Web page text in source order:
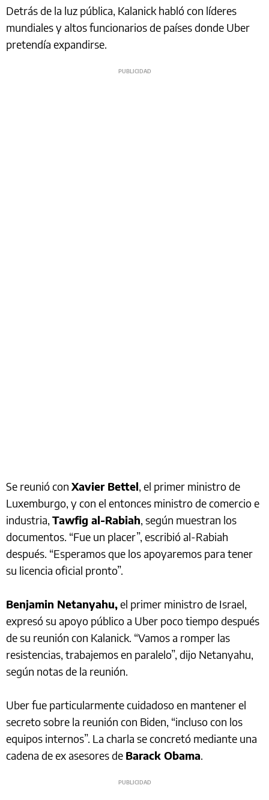
Detrás de la luz pública, Kalanick habló con líderes
mundiales y altos funcionarios de países donde Uber
pretendía expandirse.
Se reunió con Xavier Bettel, el primer ministro de
Luxemburgo, y con el entonces ministro de comercio e
industria, Tawfig al-Rabiah, según muestran los
documentos. “Fue un placer”, escribió al-Rabiah
después. “Esperamos que los apoyaremos para tener
su licencia oficial pronto”.
Benjamin Netanyahu,el primer ministro de Israel,
expresó su apoyo público a Uber poco tiempo después
de su reunión con Kalanick. “Vamos a romper las
resistencias, trabajemos en paralelo”, dijo Netanyahu,
según notas de la reunión.
Uber fue particularmente cuidadoso en mantener el
secreto sobre la reunión con Biden, “incluso con los
equipos internos”. La charla se concretó mediante una
cadena de ex asesores de Barack Obama.